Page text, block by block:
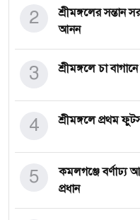
শ্রীমঙ্গলের সন্তান
আনন
2
শ্রীমঙ্গলে চা
3
শ্রীমঙ্গলে প্রথম
4
কমলগঞ্জে বর্ণাঢ্য
প্রধান
5